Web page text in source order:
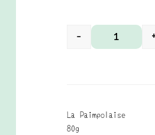
quantité
-
La Paimpolaise
80g